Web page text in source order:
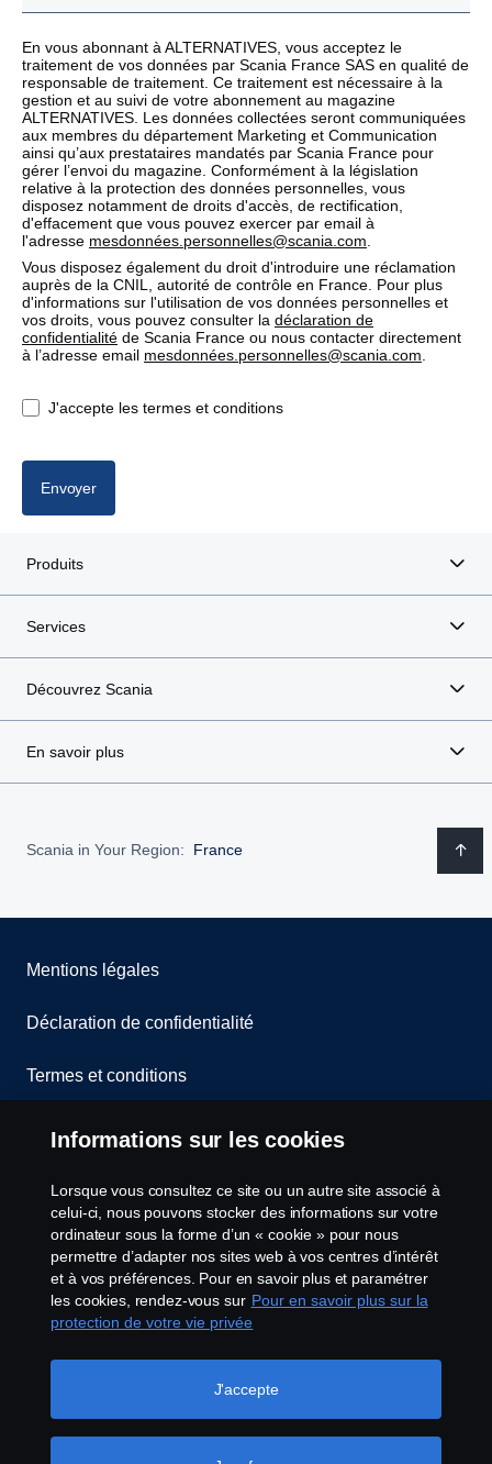
En vous abonnant à ALTERNATIVES, vous acceptez le
traitement de vos données par Scania France SAS en qualité de
responsable de traitement. Ce traitement est nécessaire à la
gestion et au suivi de votre abonnement au magazine
ALTERNATIVES. Les données collectées seront communiquées
aux membres du département Marketing et Communication
ainsi qu’aux prestataires mandatés par Scania France pour
gérer l’envoi du magazine. Conformément à la législation
relative à la protection des données personnelles, vous
disposez notamment de droits d'accès, de rectification,
d'effacement que vous pouvez exercer par email à
l'adresse mesdonnées.personnelles@scania.com
Vous disposez également du droit d'introduire une réclamation
auprès de la CNIL, autorité de contrôle en France. Pour plus
d'informations sur l'utilisation de vos données personnelles et
vos droits, vous pouvez consulter la déclaration de
confidentialité de Scania France ou nous contacter directement
à l’adresse email mesdonnées.personnelles@scania.com
J'accepte les termes et conditions
Envoyer
Produits
Services
Découvrez Scania
En savoir plus
Scania in Your Region: France
Mentions légales
Déclaration de confidentialité
Termes et conditions
Contactez-nous
Lanceurs d’alerte
Politique de cookies
Configuration des cookies
Informations sur les cookies
Lorsque vous consultez ce site ou un autre site associé à
celui-ci, nous pouvons stocker des informations sur votre
ordinateur sous la forme d’un « cookie » pour nous
permettre d’adapter nos sites web à vos centres d’intérêt
et à vos préférences. Pour en savoir plus et paramétrer
les cookies, rendez-vous sur Pour en savoir plus sur la
protection de votre vie privée
J'accepte